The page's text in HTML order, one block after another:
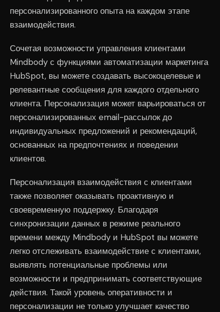
персонализированного опыта на каждом этапе
взаимодействия.
Сочетая возможности управления клиентами
Mindbody с функциями автоматизации маркетинга
HubSpot, вы можете создавать высокоцелевые и
релевантные сообщения для каждого отдельного
клиента. Персонализация может варьироваться от
персонализированных email-рассылок до
индивидуальных предложений и рекомендаций,
основанных на предпочтениях и поведении
клиентов.
Персонализация взаимодействия с клиентами
также позволяет оказывать проактивную и
своевременную поддержку. Благодаря
синхронизации данных в режиме реального
времени между Mindbody и HubSpot вы можете
легко отслеживать взаимодействие с клиентами,
выявлять потенциальные проблемы или
возможности и предпринимать соответствующие
действия. Такой уровень оперативности и
персонализации не только улучшает качество